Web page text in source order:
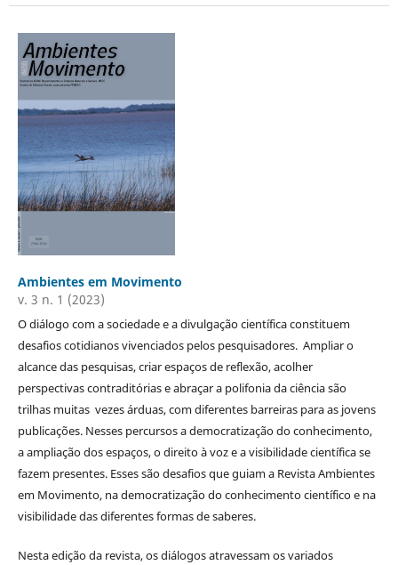
Ambientes em Movimento
v. 3 n. 1 (2023)
O diálogo com a sociedade e a divulgação científica constituem
desafios cotidianos vivenciados pelos pesquisadores. Ampliar o
alcance das pesquisas, criar espaços de reflexão, acolher
perspectivas contraditórias e abraçar a polifonia da ciência são
trilhas muitas vezes árduas, com diferentes barreiras para as jovens
publicações. Nesses percursos a democratização do conhecimento,
a ampliação dos espaços, o direito à voz e a visibilidade científica se
fazem presentes. Esses são desafios que guiam a Revista Ambientes
em Movimento, na democratização do conhecimento científico e na
visibilidade das diferentes formas de saberes.
Nesta edição da revista, os diálogos atravessam os variados